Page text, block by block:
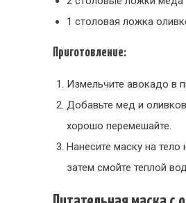
1 столовая ложка
Приготовление:
Измельчите авокадо в
Добавьте мед и
хорошо перемешайте.
Нанесите маску на тело
затем смойте теплой